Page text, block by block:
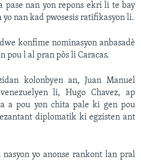
pase nan yon repons ekri li te bay
nan kad pwosesis ratifikasyon li.
konfime nominasyon anbasadè
pou l al pran pòs li Caracas.
kolonbyen an, Juan Manuel
li, Hugo Chavez, ap
a pou yon chita pale ki gen pou
diplomatik ki egzisten ant
yo anonse rankont lan pral